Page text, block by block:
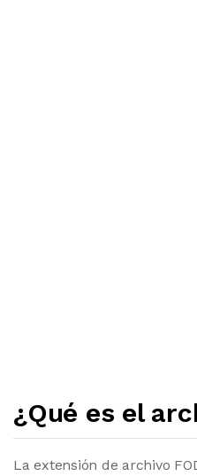
¿Qué es el
La extensión de archivo